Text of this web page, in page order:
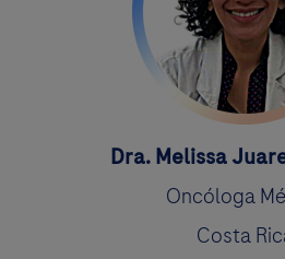
Dra. Melissa
Oncóloga
Costa